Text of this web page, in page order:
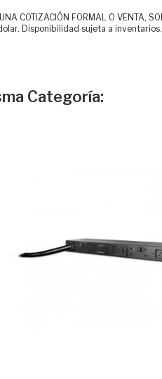
UNA COTIZACIÓN FORMAL O
Disponibilidad sujeta a
Categoría: